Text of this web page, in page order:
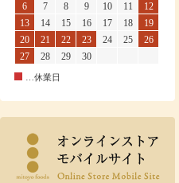
6
7 8 9 10 11
12
13
14 15 16 17 18
19
20
21 22 23 24 25
26
27
28 29 30
…休業日